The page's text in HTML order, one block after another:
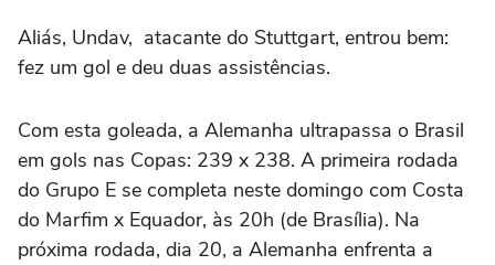
Aliás, Undav, atacante do Stuttgart, entrou bem:
fez um gol e deu duas assistências.
Com esta goleada, a Alemanha ultrapassa o Brasil
em gols nas Copas: 239 x 238. A primeira rodada
do Grupo E se completa neste domingo com Costa
do Marfim x Equador, às 20h (de Brasília). Na
próxima rodada, dia 20, a Alemanha enfrenta a